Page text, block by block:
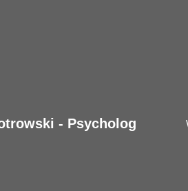
- Psycholog